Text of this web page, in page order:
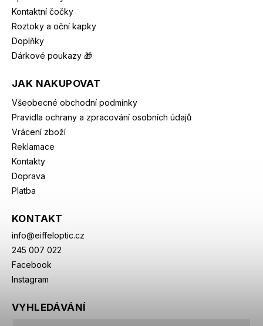
Kontaktní čočky
Roztoky a oční kapky
Doplňky
Dárkové poukazy 🎁
JAK NAKUPOVAT
Všeobecné obchodní podmínky
Pravidla ochrany a zpracování osobních údajů
Vrácení zboží
Reklamace
Kontakty
Doprava
Platba
KONTAKT
info@eiffeloptic.cz
245 007 022
Facebook
Instagram
VYHLEDÁVÁNÍ